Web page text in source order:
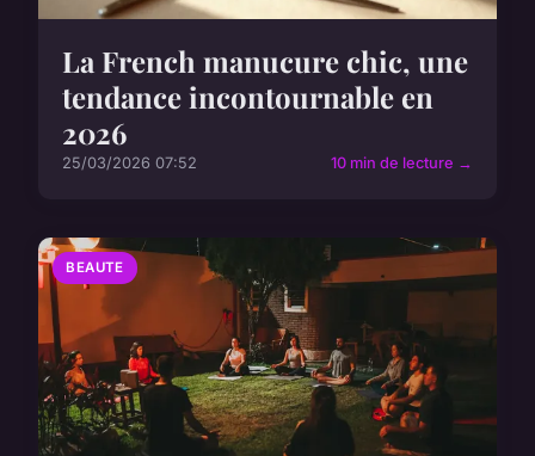
La French manucure chic, une
tendance incontournable en
2026
25/03/2026 07:52 10 min de lecture →
BEAUTE